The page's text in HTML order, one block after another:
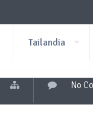
Tailandia
No